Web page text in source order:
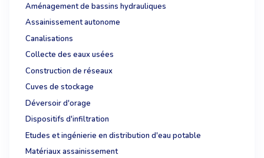
Aménagement de bassins hydrauliques
Assainissement autonome
Canalisations
Collecte des eaux usées
Construction de réseaux
Cuves de stockage
Déversoir d'orage
Dispositifs d'infiltration
Etudes et ingénierie en distribution d'eau potable
Matériaux assainissement